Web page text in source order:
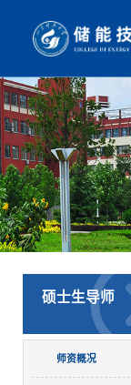
硕士生导师
师资概况